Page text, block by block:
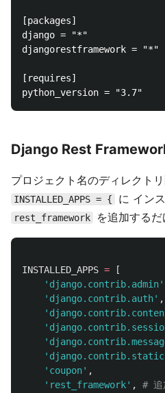
[packages]
django = "*"
djangorestframework = "*"
[requires]
Django Rest
プロジェクト名のディレクト
INSTALLED_APPS = { に イン
rest_framework を追加するだ
INSTALLED_APPS =
[
' django.contrib.admin'
' django.contrib.auth' ,
'
'
'
'
' coupon' ,
' rest_framework' ,